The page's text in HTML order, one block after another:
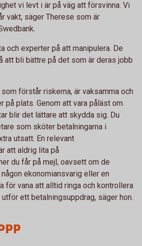
vi levt i är på väg att försvinna. Vi
vakt, säger Therese som är
och experter på att manipulera. De
att bli bättre på det som är deras jobb
förstår riskerna, är vaksamma och
på plats. Genom att vara påläst om
blir det lättare att skydda sig. Du
som sköter betalningarna i
utsatt. En relevant
att aldrig lita på
du får på mejl, oavsett om de
ekonomiansvarig eller en
för vana att alltid ringa och kontrollera
ett betalningsuppdrag, säger hon.